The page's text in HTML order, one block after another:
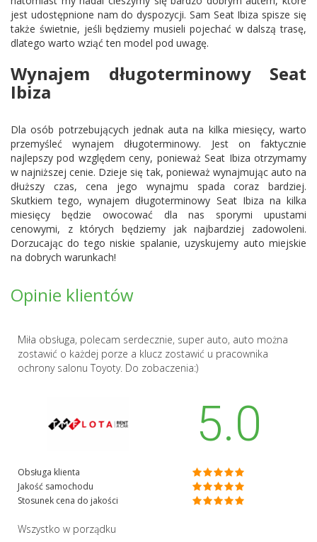
jest udostępnione nam do dyspozycji. Sam Seat Ibiza spisze się
także świetnie, jeśli będziemy musieli pojechać w dalszą trasę,
dlatego warto wziąć ten model pod uwagę.
Wynajem długoterminowy Seat
Ibiza
Dla osób potrzebujących jednak auta na kilka miesięcy, warto
przemyśleć wynajem długoterminowy. Jest on faktycznie
najlepszy pod względem ceny, ponieważ Seat Ibiza otrzymamy
w najniższej cenie. Dzieje się tak, ponieważ wynajmując auto na
dłuższy czas, cena jego wynajmu spada coraz bardziej.
Skutkiem tego, wynajem długoterminowy Seat Ibiza na kilka
miesięcy będzie owocować dla nas sporymi upustami
cenowymi, z których będziemy jak najbardziej zadowoleni.
Dorzucając do tego niskie spalanie, uzyskujemy auto miejskie
na dobrych warunkach!
Opinie klientów
Miła obsługa, polecam serdecznie, super auto, auto można
zostawić o każdej porze a klucz zostawić u pracownika
ochrony salonu Toyoty. Do zobaczenia:)
5.0
Obsługa klienta
Jakość samochodu
Stosunek cena do jakości
Wszystko w porządku